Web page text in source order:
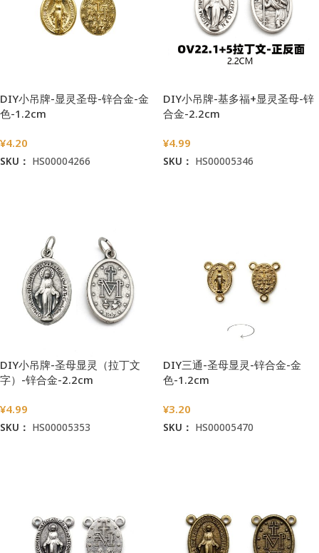
DIY小吊牌-显灵圣母-锌合金-金
色-1.2cm
¥4.20
SKU： HS00004266
DIY小吊牌-基多福+显灵圣母-锌
合金-2.2cm
¥4.99
SKU： HS00005346
DIY小吊牌-圣母显灵（拉丁文
字）-锌合金-2.2cm
¥4.99
SKU： HS00005353
DIY三通-圣母显灵-锌合金-金
色-1.2cm
¥3.20
SKU： HS00005470